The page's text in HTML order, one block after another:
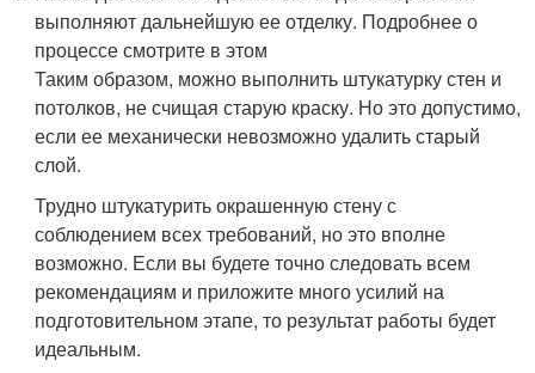
выполняют дальнейшую ее отделку. Подробнее о
процессе смотрите в этом
Таким образом, можно выполнить штукатурку стен и
потолков, не счищая старую краску. Но это допустимо,
если ее механически невозможно удалить старый
слой.
Трудно штукатурить окрашенную стену с
соблюдением всех требований, но это вполне
возможно. Если вы будете точно следовать всем
рекомендациям и приложите много усилий на
подготовительном этапе, то результат работы будет
идеальным.